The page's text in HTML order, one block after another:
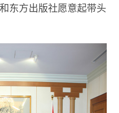
东方出版社愿意起带头